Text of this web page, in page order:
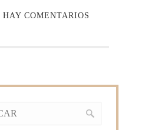
HAY COMENTARIOS